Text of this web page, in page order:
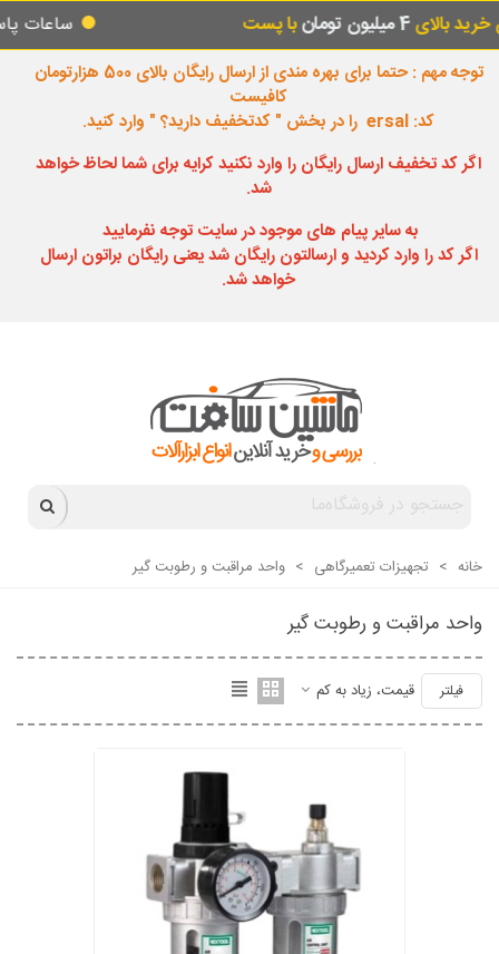
با پست ساعات پاسخگویی تلفنیاز ساعت 08:00 صبح تا ساعت
توجه مهم : حتما برای بهره مندی از ارسال رایگان بالای 500 هزارتومان
کافیست
کد: ersal را در بخش " کدتخفیف دارید؟ " وارد کنید.
اگر کد تخفیف ارسال رایگان را وارد نکنید کرایه برای شما لحاظ خواهد
شد.
به سایر پیام های موجود در سایت توجه نفرمایید
اگر کد را وارد کردید و ارسالتون رایگان شد یعنی رایگان براتون ارسال
خواهد شد.
خانه > تجهیزات تعمیرگاهی > واحد مراقبت و رطوبت گیر
واحد مراقبت و رطوبت گیر
فیلتر قیمت، زیاد به کم